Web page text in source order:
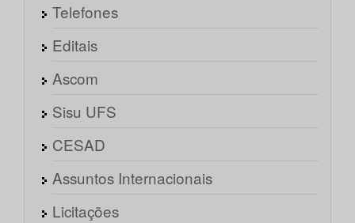
Telefones
Editais
Ascom
Sisu UFS
CESAD
Assuntos Internacionais
Licitações